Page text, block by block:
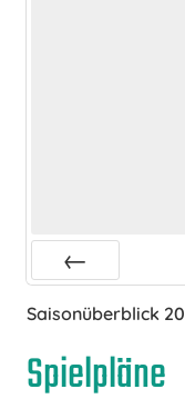
Saisonüberblick
Spielpläne